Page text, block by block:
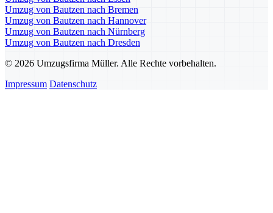
Umzug von Bautzen nach Bremen
Umzug von Bautzen nach Hannover
Umzug von Bautzen nach Nürnberg
Umzug von Bautzen nach Dresden
© 2026 Umzugsfirma Müller. Alle Rechte vorbehalten.
Impressum Datenschutz